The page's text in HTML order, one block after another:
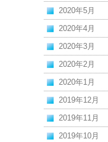
2020年5月
2020年4月
2020年3月
2020年2月
2020年1月
2019年12月
2019年11月
2019年10月